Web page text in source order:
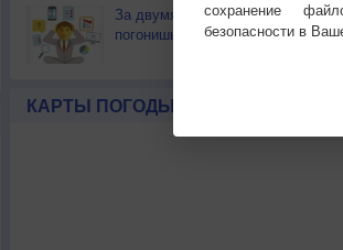
За двумя зайцами
погонишься...
КАРТЫ ПОГОДЫ
сохранение
безопасности в